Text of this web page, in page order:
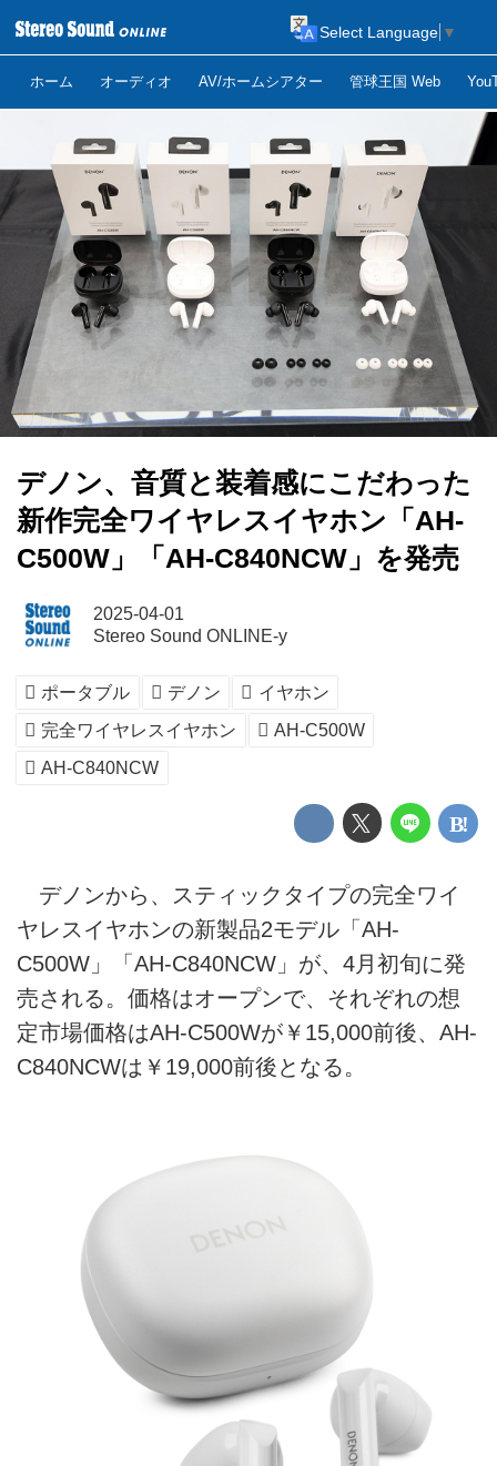
ホーム オーディオ AV/ホームシアター 管球王国 Web
Select Language ▼
デノン、音質と装着感にこだわった
新作完全ワイヤレスイヤホン「AH-
C500W」「AH-C840NCW」を発売
2025-04-01
Stereo Sound ONLINE-y
ポータブル デノン
イヤホン
完全ワイヤレスイヤホン
AH-C500W
AH-C840NCW
デノンから、スティックタイプの完全ワイ
ヤレスイヤホンの新製品2モデル「AH-
C500W」「AH-C840NCW」が、4月初旬に発
売される。価格はオープンで、それぞれの想
定市場価格はAH-C500Wが￥15,000前後、AH-
C840NCWは￥19,000前後となる。